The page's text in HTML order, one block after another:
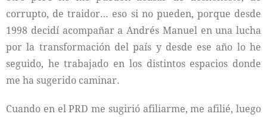
corrupto, de traidor… eso si no pueden, porque desde
1998 decidí acompañar a Andrés Manuel en una lucha
por la transformación del país y desde ese año lo he
seguido, he trabajado en los distintos espacios donde
me ha sugerido caminar.
Cuando en el PRD me sugirió afiliarme, me afilié, luego